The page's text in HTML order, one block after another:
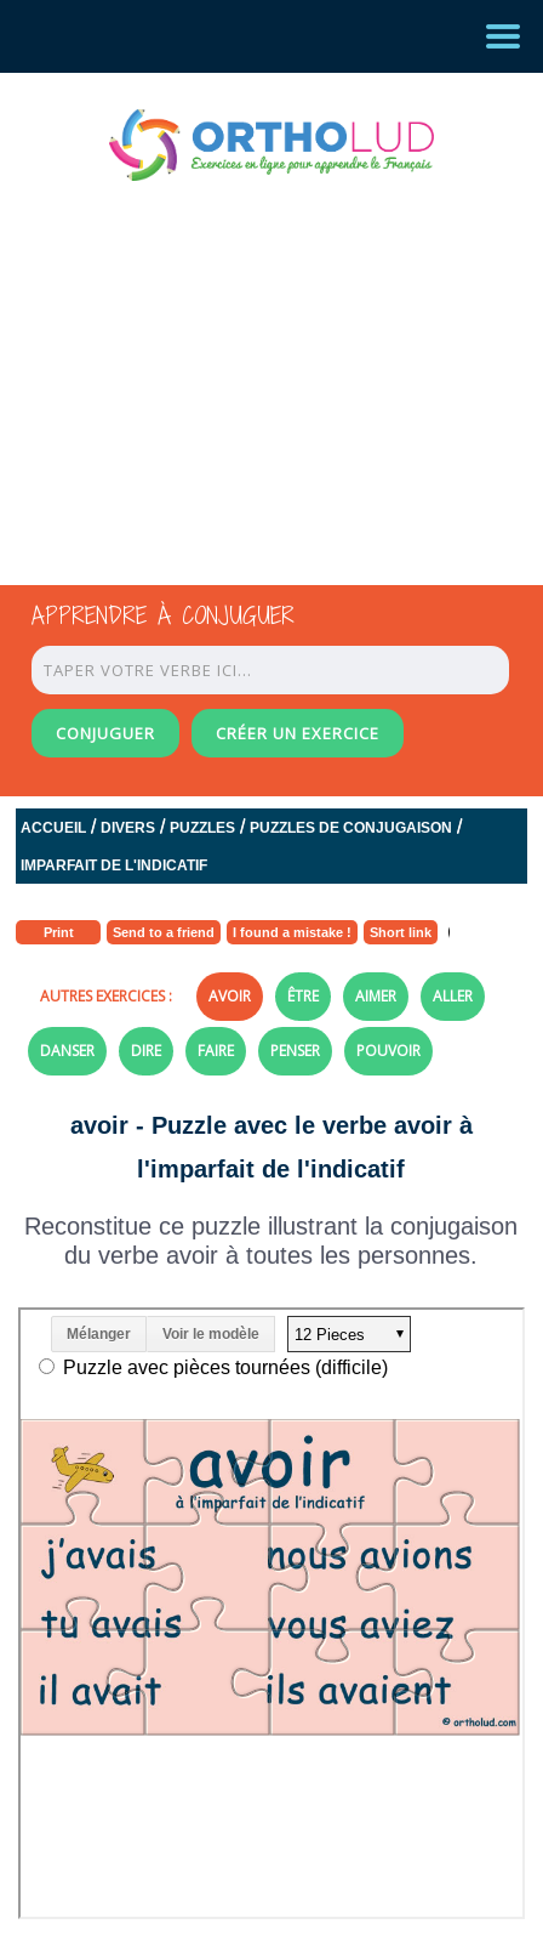
APPRENDRE À CONJUGUER
CONJUGUER CRÉER UN EXERCICE
ACCUEIL /DIVERS /PUZZLES /PUZZLES DE CONJUGAISON /
IMPARFAIT DE L'INDICATIF
Print Send to a friend I found a mistake ! Short link
AUTRES EXERCICES : AVOIR ÊTRE AIMER ALLER
DANSER DIRE FAIRE PENSER POUVOIR
avoir - Puzzle avec le verbe avoir à
l'imparfait de l'indicatif
Reconstitue ce puzzle illustrant la conjugaison
du verbe avoir à toutes les personnes.